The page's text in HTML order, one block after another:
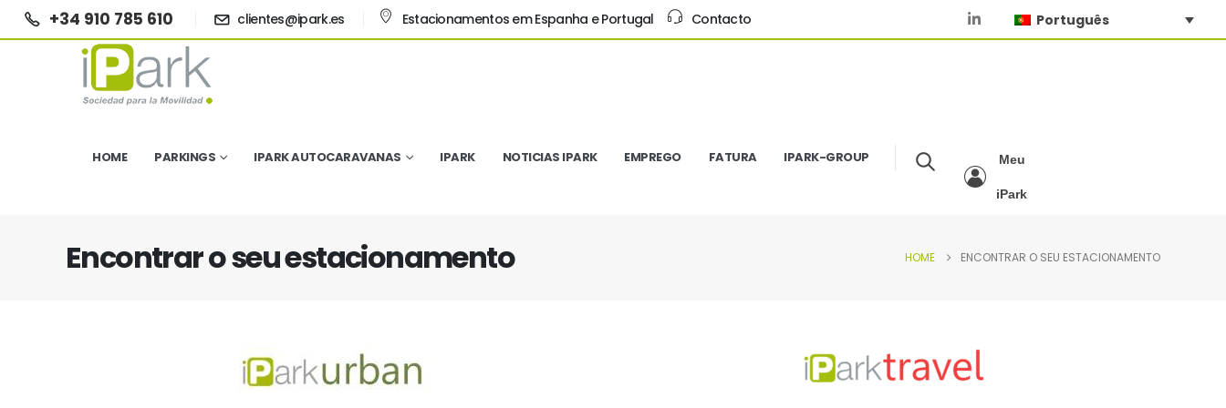
+34 910 785 610 clientes@ipark.es Estacionamentos em Espanha e Portugal Contacto Português
HOME PARKINGS IPARK AUTOCARAVANAS IPARK NOTICIAS IPARK EMPREGO FATURA IPARK-GROUP Meu
iPark
Encontrar o seu estacionamento HOME ENCONTRAR O SEU ESTACIONAMENTO